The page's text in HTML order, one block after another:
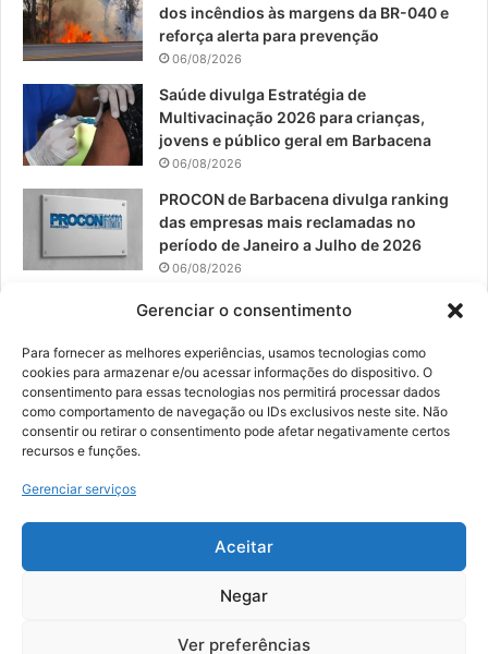
Gerenciar o consentimento
Para fornecer as melhores experiências, usamos tecnologias como
cookies para armazenar e/ou acessar informações do dispositivo. O
consentimento para essas tecnologias nos permitirá processar dados
como comportamento de navegação ou IDs exclusivos neste site. Não
consentir ou retirar o consentimento pode afetar negativamente certos
recursos e funções.
Gerenciar serviços
Aceitar
Negar
Ver preferências
k
a
dos incêndios às margens da BR-040 e
reforça alerta para prevenção
06/08/2026
Saúde divulga Estratégia de
Multivacinação 2026 para crianças,
jovens e público geral em Barbacena
06/08/2026
PROCON de Barbacena divulga ranking
das empresas mais reclamadas no
período de Janeiro a Julho de 2026
06/08/2026
Prefeitura convoca organizações de
Resíduos Sólidos
05/08/2026
© 2026, Todos os direitos reservados | Desenvolvido por:
Digital Business| Hospedado por:NP Publicidade
Fale Conosco
Sobre Nós
Política de Segurança e Privacidade
Facebook
YouTubeInstagram